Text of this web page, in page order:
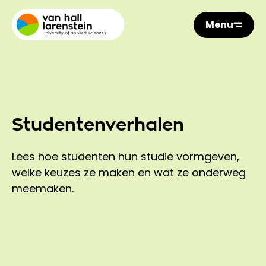
Menu
Studentenverhalen
Lees hoe studenten hun studie vormgeven,
welke keuzes ze maken en wat ze onderweg
meemaken.